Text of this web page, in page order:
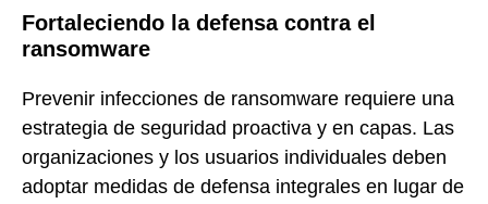
Fortaleciendo la defensa contra el
ransomware
Prevenir infecciones de ransomware requiere una
estrategia de seguridad proactiva y en capas. Las
organizaciones y los usuarios individuales deben
adoptar medidas de defensa integrales en lugar de